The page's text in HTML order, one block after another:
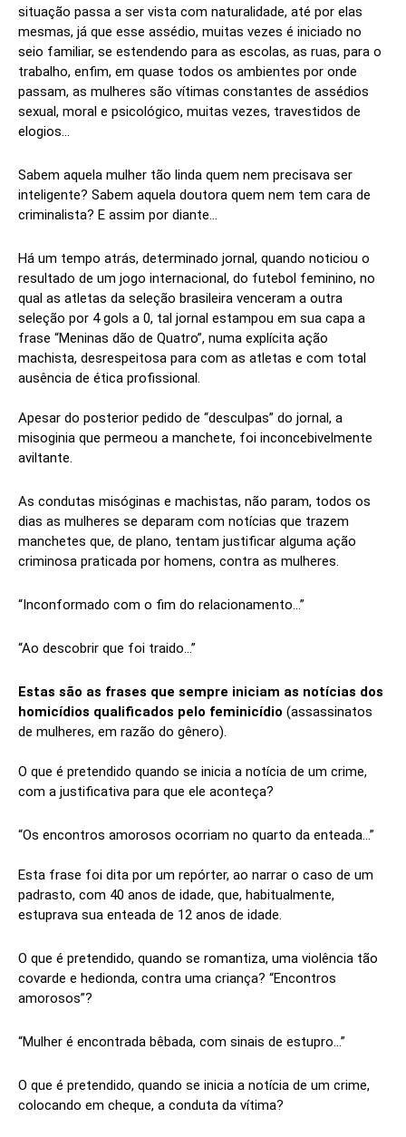
situação passa a ser vista com naturalidade, até por elas
mesmas, já que esse assédio, muitas vezes é iniciado no
seio familiar, se estendendo para as escolas, as ruas, para o
trabalho, enfim, em quase todos os ambientes por onde
passam, as mulheres são vítimas constantes de assédios
sexual, moral e psicológico, muitas vezes, travestidos de
elogios…
Sabem aquela mulher tão linda quem nem precisava ser
inteligente? Sabem aquela doutora quem nem tem cara de
criminalista? E assim por diante…
Há um tempo atrás, determinado jornal, quando noticiou o
resultado de um jogo internacional, do futebol feminino, no
qual as atletas da seleção brasileira venceram a outra
seleção por 4 gols a 0, tal jornal estampou em sua capa a
frase “Meninas dão de Quatro”, numa explícita ação
machista, desrespeitosa para com as atletas e com total
ausência de ética profissional.
Apesar do posterior pedido de “desculpas” do jornal, a
misoginia que permeou a manchete, foi inconcebivelmente
aviltante.
As condutas misóginas e machistas, não param, todos os
dias as mulheres se deparam com notícias que trazem
manchetes que, de plano, tentam justificar alguma ação
criminosa praticada por homens, contra as mulheres.
“Inconformado com o fim do relacionamento…”
“Ao descobrir que foi traido…”
Estas são as frases que sempre iniciam as notícias dos
homicídios qualificados pelo feminicídio (assassinatos
de mulheres, em razão do gênero).
O que é pretendido quando se inicia a notícia de um crime,
com a justificativa para que ele aconteça?
“Os encontros amorosos ocorriam no quarto da enteada…”
Esta frase foi dita por um repórter, ao narrar o caso de um
padrasto, com 40 anos de idade, que, habitualmente,
estuprava sua enteada de 12 anos de idade.
O que é pretendido, quando se romantiza, uma violência tão
covarde e hedionda, contra uma criança? “Encontros
amorosos”?
“Mulher é encontrada bêbada, com sinais de estupro…”
O que é pretendido, quando se inicia a notícia de um crime,
colocando em cheque, a conduta da vítima?